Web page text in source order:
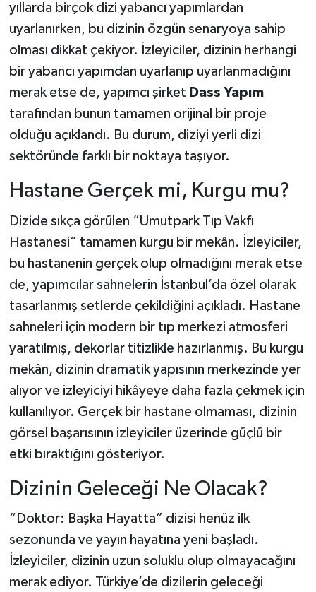
yıllarda birçok dizi yabancı yapımlardan
uyarlanırken, bu dizinin özgün senaryoya sahip
olması dikkat çekiyor. İzleyiciler, dizinin herhangi
bir yabancı yapımdan uyarlanıp uyarlanmadığını
merak etse de, yapımcı şirket Dass Yapım
tarafından bunun tamamen orijinal bir proje
olduğu açıklandı. Bu durum, diziyi yerli dizi
sektöründe farklı bir noktaya taşıyor.
Hastane Gerçek mi, Kurgu mu?
Dizide sıkça görülen “Umutpark Tıp Vakfı
Hastanesi” tamamen kurgu bir mekân. İzleyiciler,
bu hastanenin gerçek olup olmadığını merak etse
de, yapımcılar sahnelerin İstanbul’da özel olarak
tasarlanmış setlerde çekildiğini açıkladı. Hastane
sahneleri için modern bir tıp merkezi atmosferi
yaratılmış, dekorlar titizlikle hazırlanmış. Bu kurgu
mekân, dizinin dramatik yapısının merkezinde yer
alıyor ve izleyiciyi hikâyeye daha fazla çekmek için
kullanılıyor. Gerçek bir hastane olmaması, dizinin
görsel başarısının izleyiciler üzerinde güçlü bir
etki bıraktığını gösteriyor.
Dizinin Geleceği Ne Olacak?
“Doktor: Başka Hayatta” dizisi henüz ilk
sezonunda ve yayın hayatına yeni başladı.
İzleyiciler, dizinin uzun soluklu olup olmayacağını
merak ediyor. Türkiye’de dizilerin geleceği